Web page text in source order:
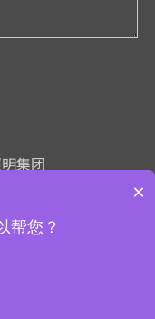
集团
for best
your
cookies.
×
帮您？